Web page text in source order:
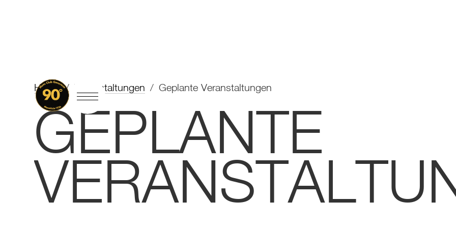
Home / Veranstaltungen / Geplante Veranstaltungen
GEPLANTE